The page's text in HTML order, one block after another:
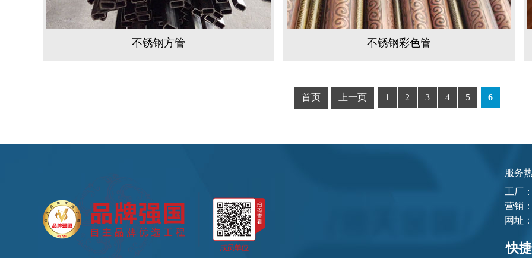
不锈钢方管 不锈钢彩色管
首页 上一页 1 2 3 4 5 6
服务
工厂
营销
网址
快